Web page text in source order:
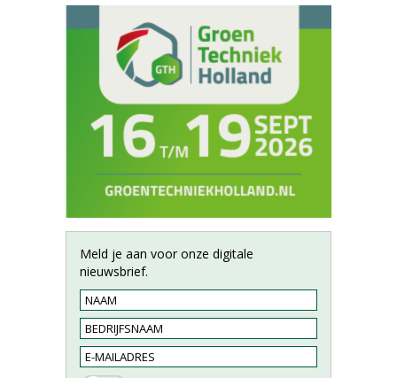
Meld je aan voor onze digitale
nieuwsbrief.